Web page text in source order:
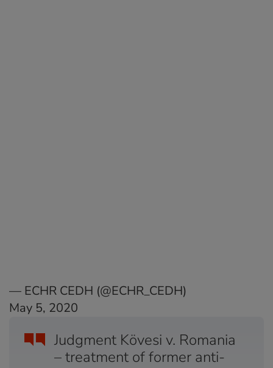
Judgment Kövesi v. Romania
– treatment of former anti-
— ECHR CEDH (@ECHR_CEDH)
May 5, 2020